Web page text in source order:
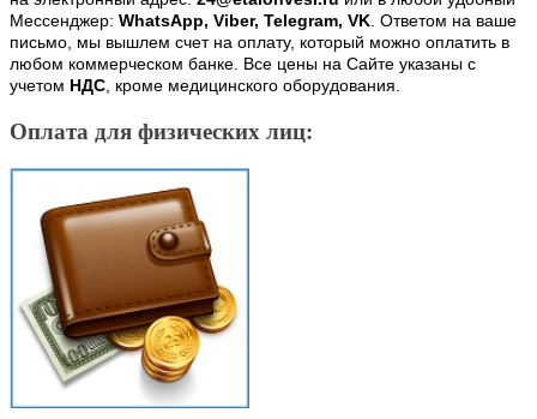
Мессенджер: WhatsApp, Viber, Telegram, VK. Ответом на ваше
письмо, мы вышлем счет на оплату, который можно оплатить в
любом коммерческом банке. Все цены на Сайте указаны с
учетом НДС, кроме медицинского оборудования.
Оплата для физических лиц: